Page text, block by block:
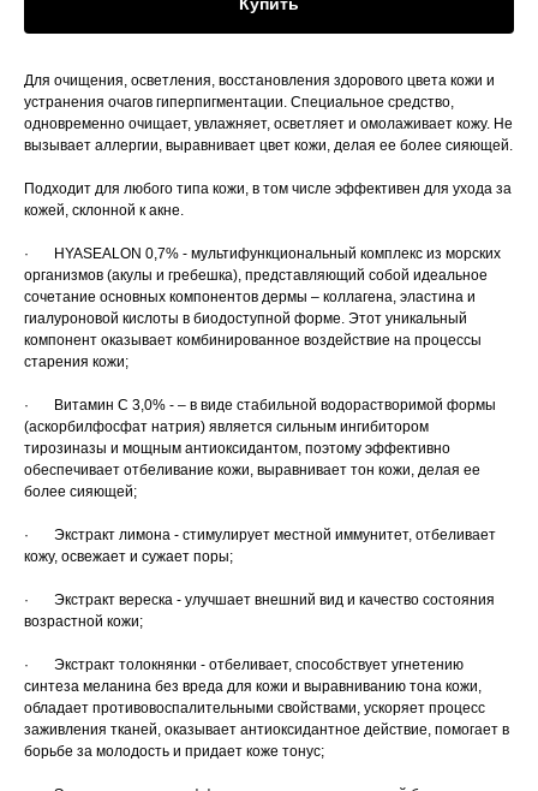
Купить
Для очищения, осветления, восстановления здорового цвета кожи и
устранения очагов гиперпигментации. Специальное средство,
одновременно очищает, увлажняет, осветляет и омолаживает кожу. Не
вызывает аллергии, выравнивает цвет кожи, делая ее более сияющей.
Подходит для любого типа кожи, в том числе эффективен для ухода за
кожей, склонной к акне.
· HYASEALON 0,7% - мультифункциональный комплекс из морских
организмов (акулы и гребешка), представляющий собой идеальное
сочетание основных компонентов дермы – коллагена, эластина и
гиалуроновой кислоты в биодоступной форме. Этот уникальный
компонент оказывает комбинированное воздействие на процессы
старения кожи;
· Витамин С 3,0% - – в виде стабильной водорастворимой формы
(аскорбилфосфат натрия) является сильным ингибитором
тирозиназы и мощным антиоксидантом, поэтому эффективно
обеспечивает отбеливание кожи, выравнивает тон кожи, делая ее
более сияющей;
· Экстракт лимона - стимулирует местной иммунитет, отбеливает
кожу, освежает и сужает поры;
· Экстракт вереска - улучшает внешний вид и качество состояния
возрастной кожи;
· Экстракт толокнянки - отбеливает, способствует угнетению
синтеза меланина без вреда для кожи и выравниванию тона кожи,
обладает противовоспалительными свойствами, ускоряет процесс
заживления тканей, оказывает антиоксидантное действие, помогает в
борьбе за молодость и придает коже тонус;